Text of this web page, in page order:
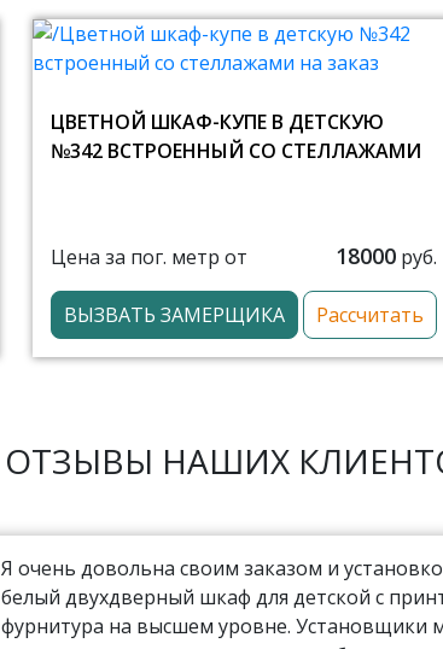
ЦВЕТНОЙ ШКАФ-КУПЕ В ДЕТСКУЮ
№342 ВСТРОЕННЫЙ СО СТЕЛЛАЖАМИ
Цена за пог. метр от 18000 руб.
ВЫЗВАТЬ ЗАМЕРЩИКА Рассчитать
ОТЗЫВЫ НАШИХ
Я очень довольна своим заказом и
белый двухдверный шкаф для детской с
фурнитура на высшем уровне. Установщики